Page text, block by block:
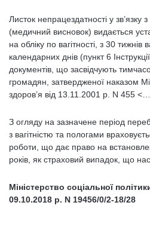
Листок непрацездатності у зв’язку
(медичний висновок) видається
на обліку по вагітності, з 30 тижнів
календарних днів (пункт 6
документів, що засвідчують
громадян, затвердженої наказом
здоров’я від 13.11.2001 р. N 455
З огляду на зазначене період
з вагітністю та пологами
роботи, що дає право на
років, як страховий випадок, що
Міністерство соціальної
09.10.2018 р. N 19456/0/2-18/28